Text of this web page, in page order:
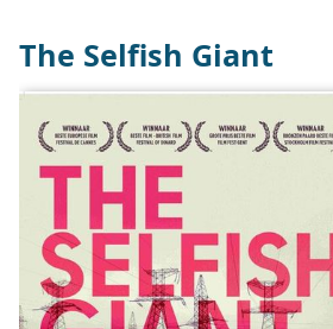
The Selfish Giant